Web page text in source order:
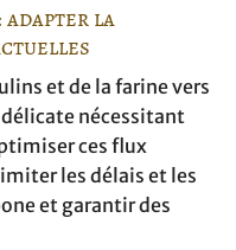
la
et de la farine vers
nécessitant
ces flux
les délais et les
et garantir des